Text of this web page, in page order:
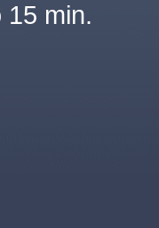
15 min.